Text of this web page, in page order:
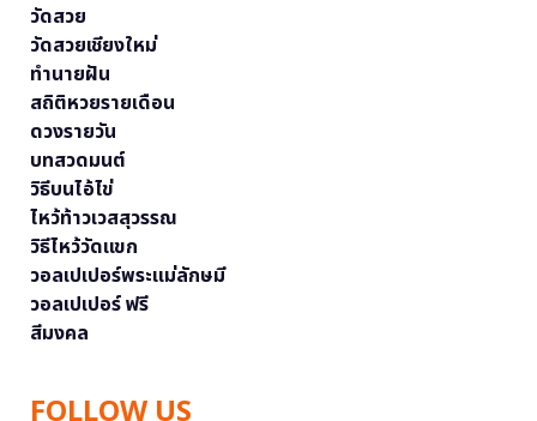
วัดสวย
วัดสวยเชียงใหม่
ทำนายฝัน
สถิติหวยรายเดือน
ดวงรายวัน
บทสวดมนต์
วิธีบนไอ้ไข่
ไหว้ท้าวเวสสุวรรณ
วิธีไหว้วัดแขก
วอลเปเปอร์พระแม่ลักษมี
วอลเปเปอร์ ฟรี
สีมงคล